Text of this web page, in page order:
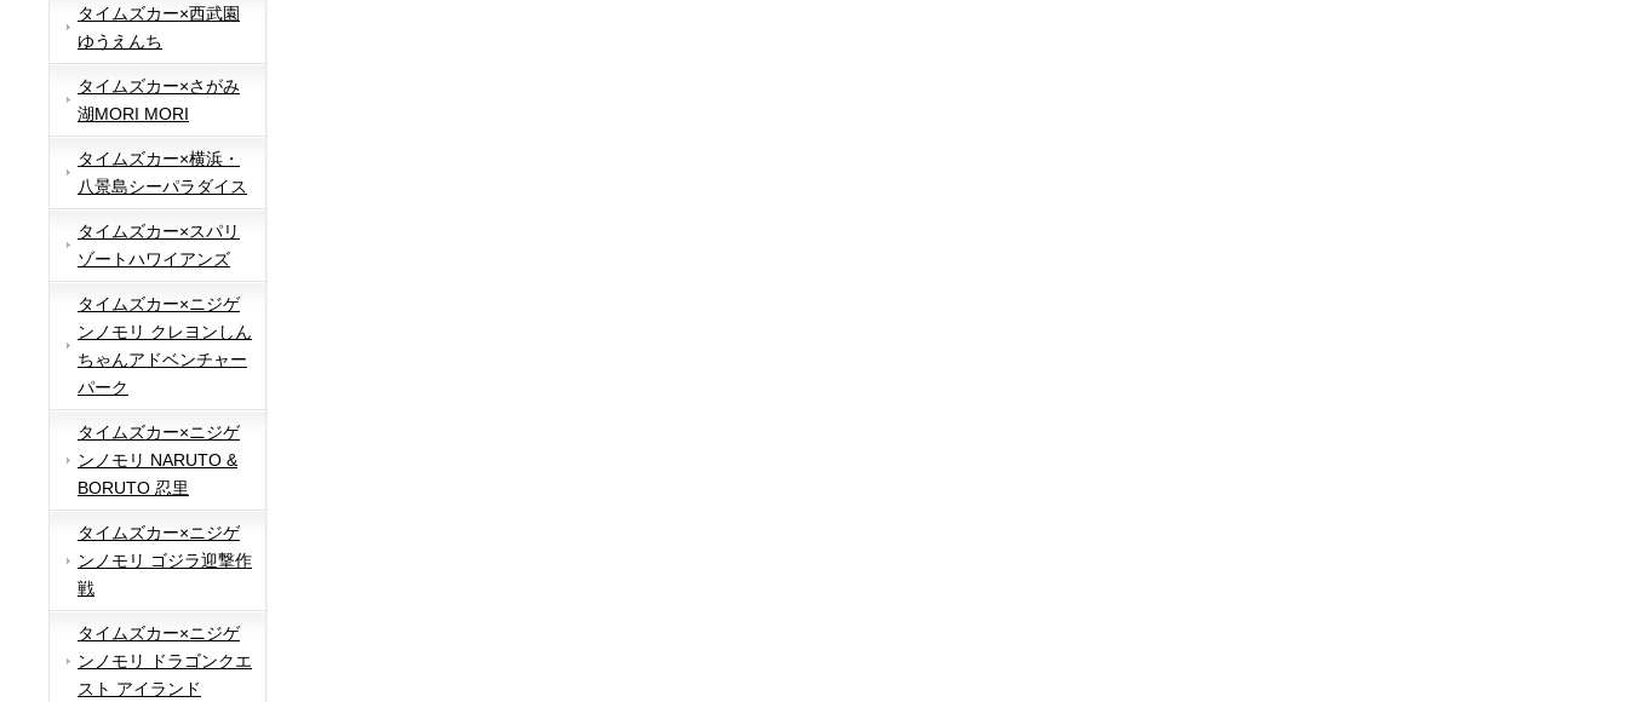
タイムズカー×西武園
ゆうえんち
タイムズカー×さがみ
湖MORI MORI
タイムズカー×横浜・
八景島シーパラダイス
タイムズカー×スパリ
ゾートハワイアンズ
タイムズカー×ニジゲ
ンノモリ クレヨンしん
ちゃんアドベンチャー
パーク
タイムズカー×ニジゲ
ンノモリ NARUTO &
BORUTO 忍里
タイムズカー×ニジゲ
ンノモリ ゴジラ迎撃作
戦
タイムズカー×ニジゲ
ンノモリ ドラゴンクエ
スト アイランド